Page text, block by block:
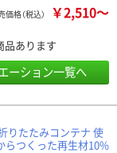
価格（税込） ￥2,510～
品あります
ーション一覧へ
りたたみコンテナ 使
らつくった再生材10%